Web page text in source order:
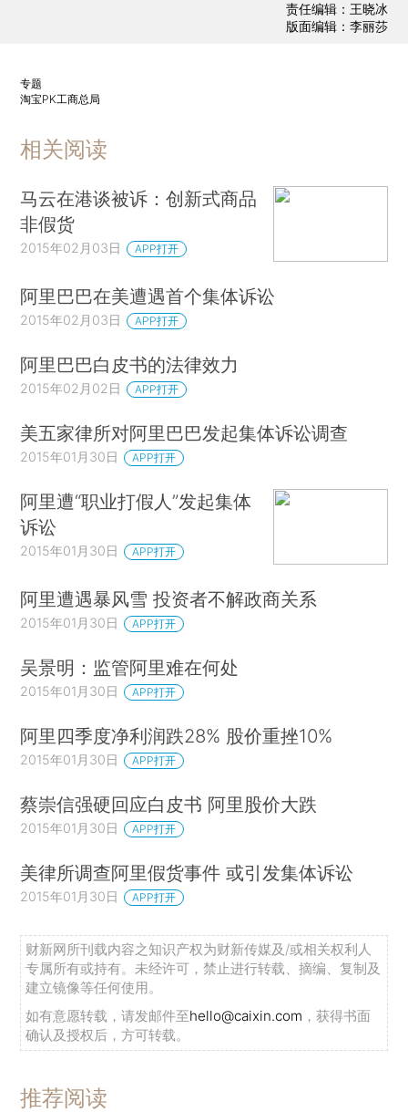
责任编辑：王晓冰
版面编辑：李丽莎
专题
淘宝PK工商总局
相关阅读
马云在港谈被诉：创新式商品
非假货
2015年02月03日 APP打开
阿里巴巴在美遭遇首个集体诉讼
2015年02月03日 APP打开
阿里巴巴白皮书的法律效力
2015年02月02日 APP打开
美五家律所对阿里巴巴发起集体诉讼调查
2015年01月30日 APP打开
阿里遭“职业打假人”发起集体
诉讼
2015年01月30日 APP打开
阿里遭遇暴风雪 投资者不解政商关系
2015年01月30日 APP打开
吴景明：监管阿里难在何处
2015年01月30日 APP打开
阿里四季度净利润跌28% 股价重挫10%
2015年01月30日 APP打开
蔡崇信强硬回应白皮书 阿里股价大跌
2015年01月30日 APP打开
美律所调查阿里假货事件 或引发集体诉讼
2015年01月30日 APP打开
财新网所刊载内容之知识产权为财新传媒及/或相关权利人
专属所有或持有。未经许可，禁止进行转载、摘编、复制及
建立镜像等任何使用。
如有意愿转载，请发邮件至hello@caixin.com ，获得书面
确认及授权后，方可转载。
推荐阅读